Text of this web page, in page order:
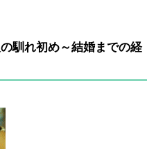
の馴れ初め～結婚までの経